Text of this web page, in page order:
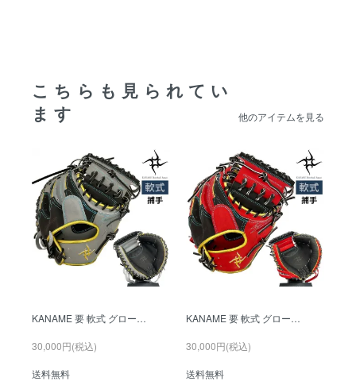
こちらも見られてい
ます
他のアイテムを見る
KANAME 要 軟式 グロー…
30,000円(税込)
送料無料
KANAME 要 軟式 グロー…
30,000円(税込)
送料無料